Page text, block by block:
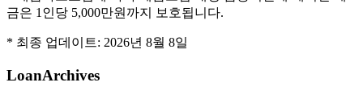
금은 1인당 5,000만원까지 보호됩니다.
* 최종 업데이트: 2026년 8월 8일
LoanArchives